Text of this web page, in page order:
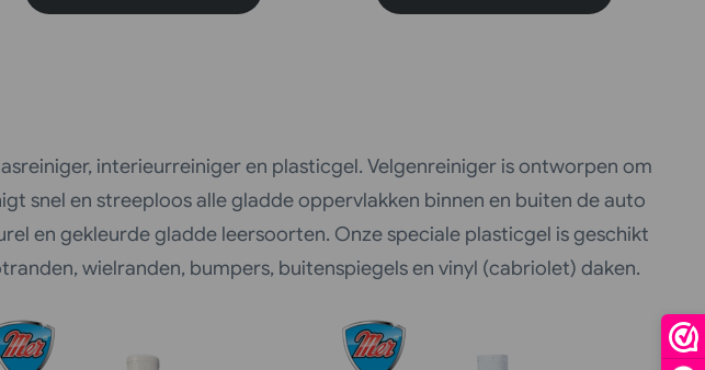
interieurreiniger en plasticgel. Velgenreiniger is ontworpen om
snel en streeploos alle gladde oppervlakken binnen en buiten de auto
en gekleurde gladde leersoorten. Onze speciale plasticgel is geschikt
wielranden, bumpers, buitenspiegels en vinyl (cabriolet) daken.